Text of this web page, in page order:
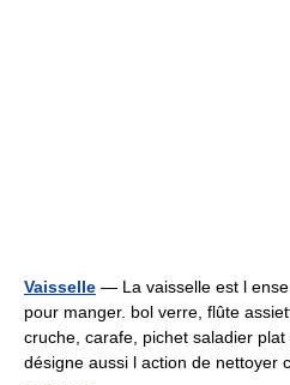
Vaisselle — La vaisselle est l
pour manger. bol verre, flûte
cruche, carafe, pichet saladier
désigne aussi l action de